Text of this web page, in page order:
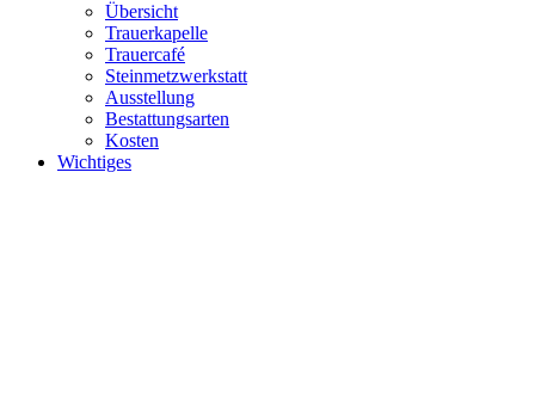
Übersicht
Trauerkapelle
Trauercafé
Steinmetzwerkstatt
Ausstellung
Bestattungsarten
Kosten
Wichtiges